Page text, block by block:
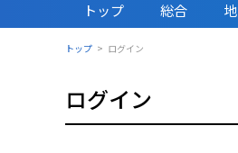
トップ 総合
トップ ログイン
ログイン